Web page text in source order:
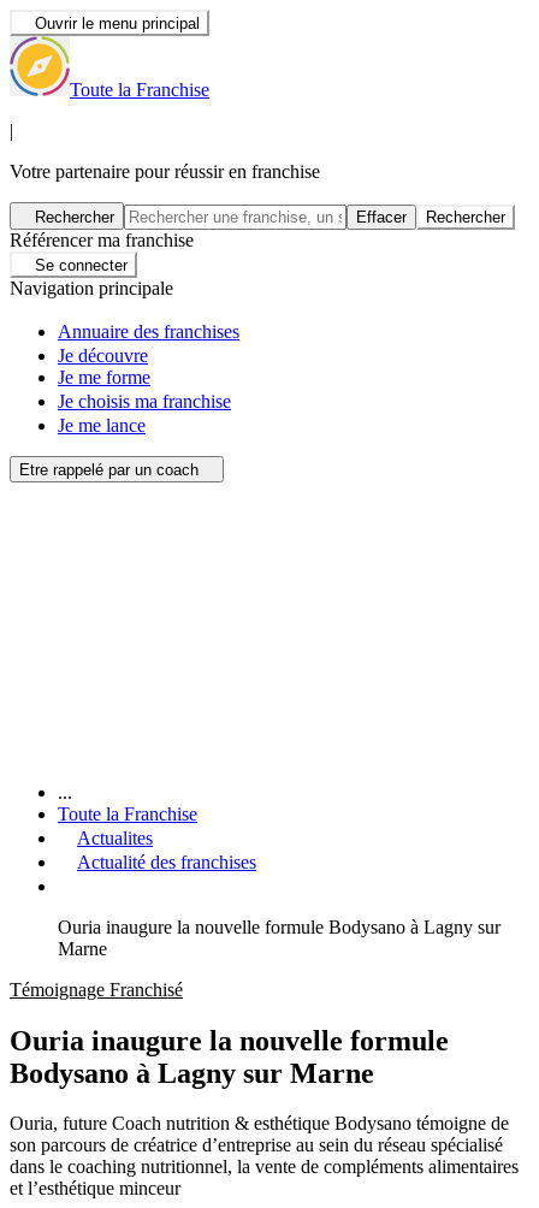
Ouvrir le menu principal
Toute la Franchise
|
Votre partenaire pour réussir en franchise
Rechercher Effacer Rechercher
Référencer ma franchise
Se connecter
Navigation principale
Annuaire des franchises
Je découvre
Je me forme
Je choisis ma franchise
Je me lance
Etre rappelé par un coach
...
Toute la Franchise
Actualites
Actualité des franchises
Ouria inaugure la nouvelle formule Bodysano à Lagny sur
Marne
Témoignage Franchisé
Ouria inaugure la nouvelle formule
Bodysano à Lagny sur Marne
Ouria, future Coach nutrition & esthétique Bodysano témoigne de
son parcours de créatrice d’entreprise au sein du réseau spécialisé
dans le coaching nutritionnel, la vente de compléments alimentaires
et l’esthétique minceur